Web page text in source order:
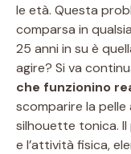
le età. Questa
comparsa in
25 anni in su è
agire? Si va
che funzionino
scomparire la
silhouette tonica.
e l’attività fisica,